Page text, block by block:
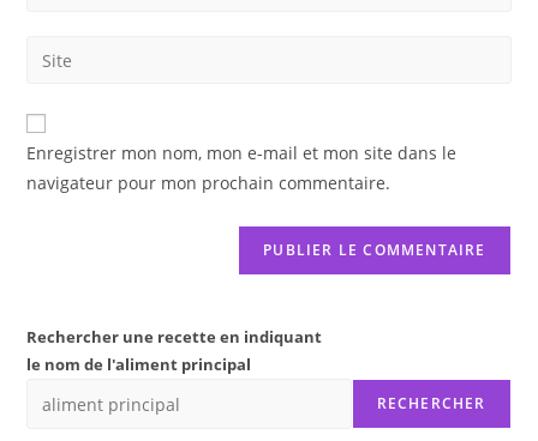
address
comment
Saisir
de
votre
(facultatif)
Enregistrer mon nom, mon e-mail et mon site dans le
navigateur pour mon prochain commentaire.
Rechercher une recette en indiquant
le nom de l'aliment principal
RECHERCHER